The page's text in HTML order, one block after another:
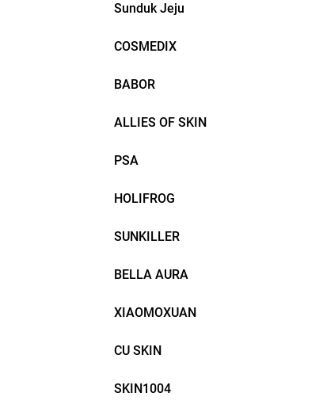
Sunduk Jeju
COSMEDIX
BABOR
ALLIES OF SKIN
PSA
HOLIFROG
SUNKILLER
BELLA AURA
XIAOMOXUAN
CU SKIN
SKIN1004